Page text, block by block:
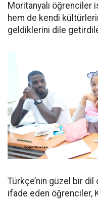
Moritanyalı öğrenciler
hem de kendi
geldiklerini dile
Türkçe’nin güzel bir
ifade eden öğrenciler,